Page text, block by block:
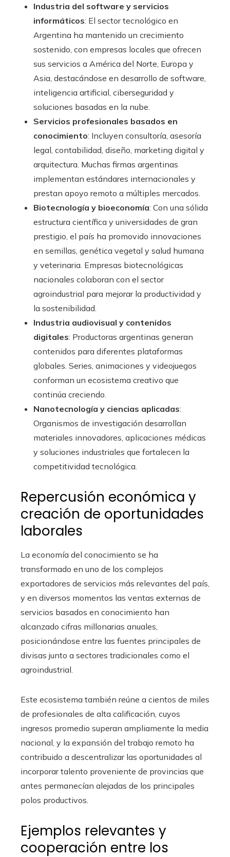
Industria del software y servicios
informáticos: El sector tecnológico en
Argentina ha mantenido un crecimiento
sostenido, con empresas locales que ofrecen
sus servicios a América del Norte, Europa y
Asia, destacándose en desarrollo de software,
inteligencia artificial, ciberseguridad y
soluciones basadas en la nube.
Servicios profesionales basados en
conocimiento: Incluyen consultoría, asesoría
legal, contabilidad, diseño, marketing digital y
arquitectura. Muchas firmas argentinas
implementan estándares internacionales y
prestan apoyo remoto a múltiples mercados.
Biotecnología y bioeconomía: Con una sólida
estructura científica y universidades de gran
prestigio, el país ha promovido innovaciones
en semillas, genética vegetal y salud humana
y veterinaria. Empresas biotecnológicas
nacionales colaboran con el sector
agroindustrial para mejorar la productividad y
la sostenibilidad.
Industria audiovisual y contenidos
digitales: Productoras argentinas generan
contenidos para diferentes plataformas
globales. Series, animaciones y videojuegos
conforman un ecosistema creativo que
continúa creciendo.
Nanotecnología y ciencias aplicadas:
Organismos de investigación desarrollan
materiales innovadores, aplicaciones médicas
y soluciones industriales que fortalecen la
competitividad tecnológica.
Repercusión económica y
creación de oportunidades
laborales
La economía del conocimiento se ha
transformado en uno de los complejos
exportadores de servicios más relevantes del país,
y en diversos momentos las ventas externas de
servicios basados en conocimiento han
alcanzado cifras millonarias anuales,
posicionándose entre las fuentes principales de
divisas junto a sectores tradicionales como el
agroindustrial.
Este ecosistema también reúne a cientos de miles
de profesionales de alta calificación, cuyos
ingresos promedio superan ampliamente la media
nacional, y la expansión del trabajo remoto ha
contribuido a descentralizar las oportunidades al
incorporar talento proveniente de provincias que
antes permanecían alejadas de los principales
polos productivos.
Ejemplos relevantes y
cooperación entre los